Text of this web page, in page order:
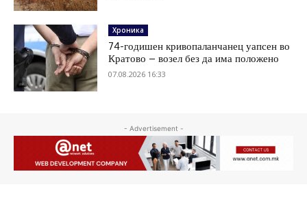
Хроника
74-годишен кривопаланчанец уапсен во
Кратово – возел без да има положено
07.08.2026 16:33
- Advertisement -